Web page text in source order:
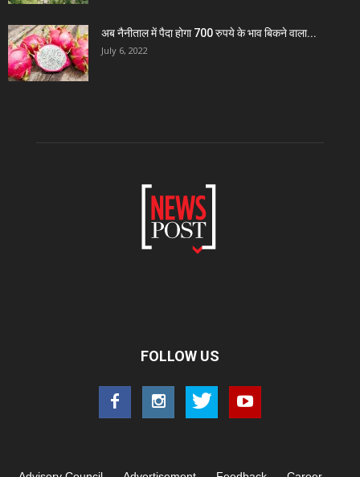
अब नैनीताल में पैदा होगा 700 रुपये के भाव बिकने वाला...
July 6, 2022
FOLLOW US